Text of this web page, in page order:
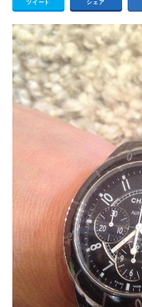
ツイート シェア